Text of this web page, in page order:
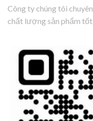
Công ty chúng tôi
chất lượng sản phẩm